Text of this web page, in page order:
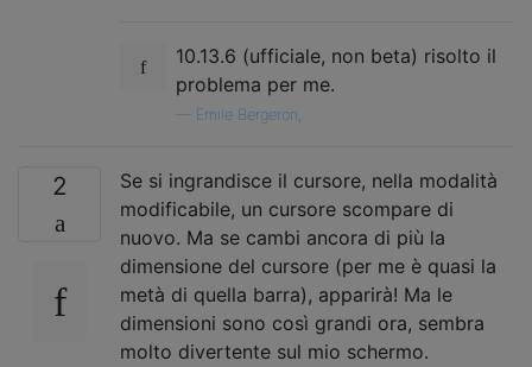
10.13.6 (ufficiale, non beta) risolto il
problema per me.
Emile Bergeron,
2
Se si ingrandisce il cursore, nella modalità
modificabile, un cursore scompare di
nuovo. Ma se cambi ancora di più la
dimensione del cursore (per me è quasi la
metà di quella barra), apparirà! Ma le
dimensioni sono così grandi ora, sembra
molto divertente sul mio schermo.